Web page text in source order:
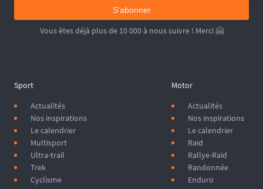
S'abonner
Vous êtes déjà plus de 10 000 à nous suivre ! Merci 🤗
Sport
Actualités
Nos inspirations
Le calendrier
Multisport
Ultra-trail
Trek
Cyclisme
Motor
Actualités
Nos inspirations
Le calendrier
Raid
Rallye-Raid
Randonnée
Enduro